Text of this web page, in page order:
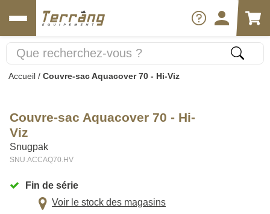
Accueil / Couvre-sac Aquacover 70 - Hi-Viz
Couvre-sac Aquacover 70 - Hi-
Viz
Snugpak
SNU.ACCAQ70.HV
Fin de série
Voir le stock des magasins